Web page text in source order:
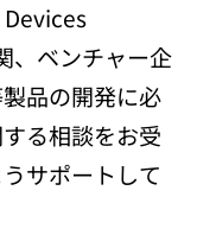
、ベンチャー企
品の開発に必
る相談をお受
サポートして